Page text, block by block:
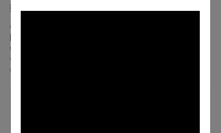
折扣方案
◎
◎年滿65歲以上長者可享8折優待，入場時請出示有效證件
◎文化部青年席位五折
◎子瑄之友輸入優惠代碼9折